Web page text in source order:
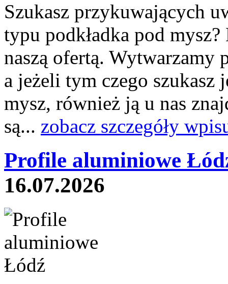
Szukasz przykuwających
typu podkładka pod
naszą ofertą. Wytwarzamy
a jeżeli tym czego szukasz
mysz, również ją u nas
są... zobacz szczegóły
Profile aluminiowe
16.07.2026